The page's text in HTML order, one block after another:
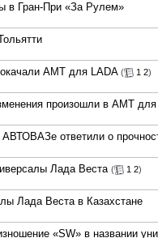
в Гран-При «За Рулем»
АМТ для LADA ( 1 2)
произошли в АМТ для
ответили о
Лада Веста ( 1 2)
Лада Веста в Казахстане
«SW» в названии